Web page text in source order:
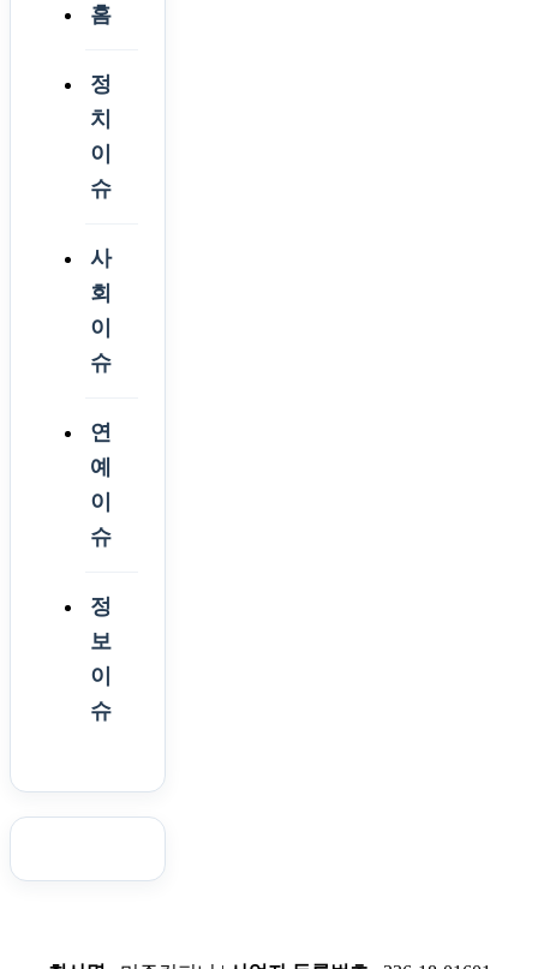
홈
정
치
이
슈
사
회
이
슈
연
예
이
슈
정
보
이
슈